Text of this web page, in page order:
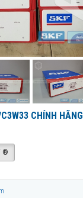
CHÍNH HÃNG
®